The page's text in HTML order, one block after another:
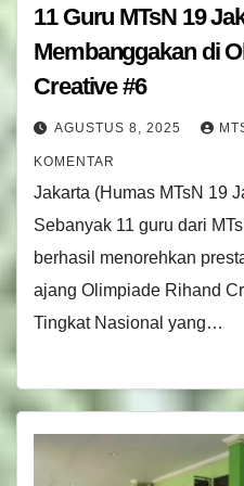
11 Guru MTsN 19
Membanggakan di
Creative #6
AGUSTUS 8, 2025
KOMENTAR
Jakarta (Humas MTsN 19
Sebanyak 11 guru dari
berhasil menorehkan
ajang Olimpiade Rihand
Tingkat Nasional yang…